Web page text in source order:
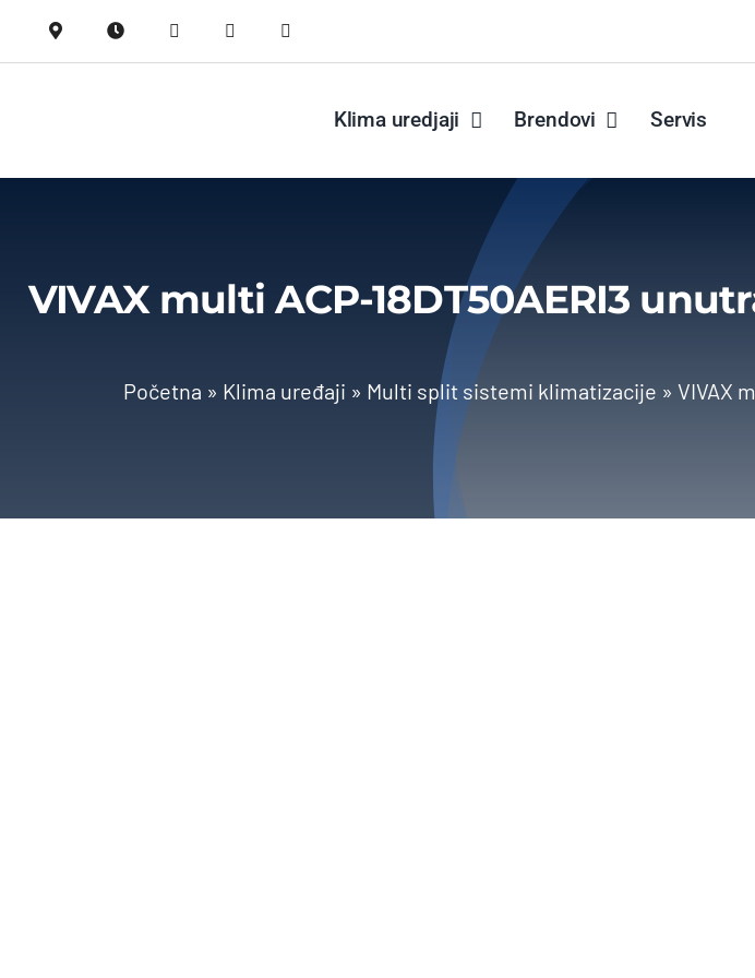
Klima uredjaji Brendovi Servis
VIVAX multi ACP-18DT50AERI3
Početna » Klima uređaji » Multi split sistemi klimatizacije » VIVAX